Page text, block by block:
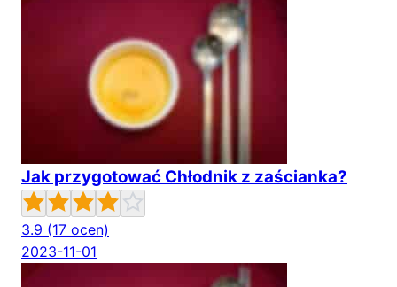
Jak przygotować Chłodnik z zaścianka?
3.9 (17 ocen)
2023-11-01